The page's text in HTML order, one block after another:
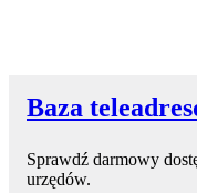
Baza
Sprawdź darmowy
urzędów.